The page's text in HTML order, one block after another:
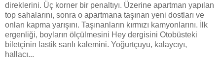
direklerini. Üç korner bir penaltıyı. Üzerine apartman yapılan
top sahalarını, sonra o apartmana taşınan yeni dostları ve
onları kapma yarışını. Taşınanların kırmızı kamyonlarını. İlk
ergenliği, boyların ölçülmesini Hey dergisini Otobüsteki
biletçinin lastik sarılı kalemini. Yoğurtçuyu, kalaycıyı,
hallacı...